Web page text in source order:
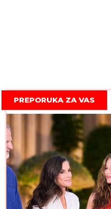
PREPORUKA ZA VAS